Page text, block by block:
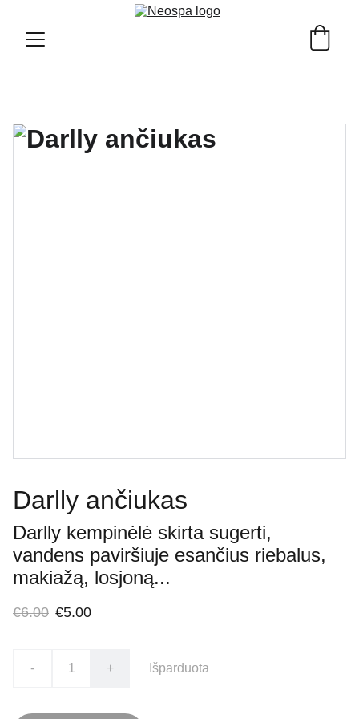
Darlly ančiukas
Darlly kempinėlė skirta sugerti,
vandens paviršiuje esančius riebalus,
makiažą, losjoną...
€6.00 €5.00
- + Išparduota